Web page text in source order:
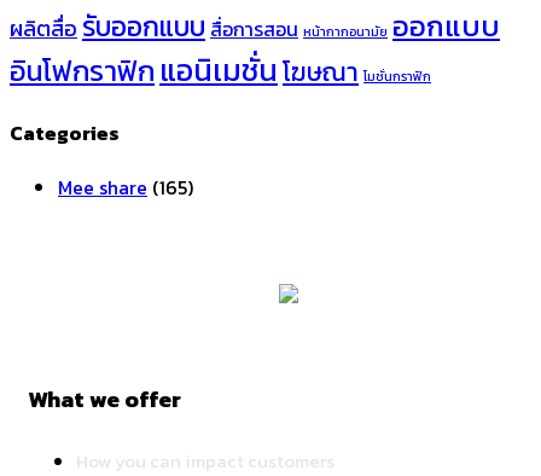
ผลิตสื่อ รับออกแบบ สื่อการสอน หน้ากากอนามัย ออกแบบ
อินโฟกราฟิก แอนิเมชั่นโฆษณา โมชั่นกราฟิก
Categories
Mee share (165)
What we offer
How you can impact customers